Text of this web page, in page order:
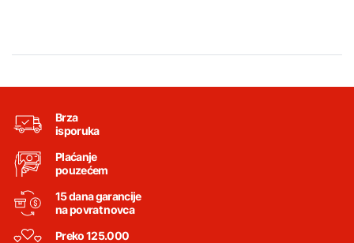
Brza
isporuka
Plaćanje
pouzećem
15 dana garancije
na povrat novca
Preko 125.000